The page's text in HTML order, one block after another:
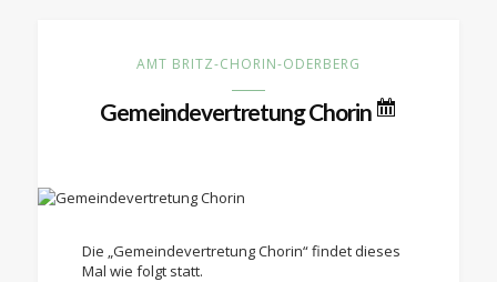
AMT BRITZ-CHORIN-ODERBERG
Gemeindevertretung Chorin
Die „Gemeindevertretung Chorin“ findet dieses
Mal wie folgt statt.